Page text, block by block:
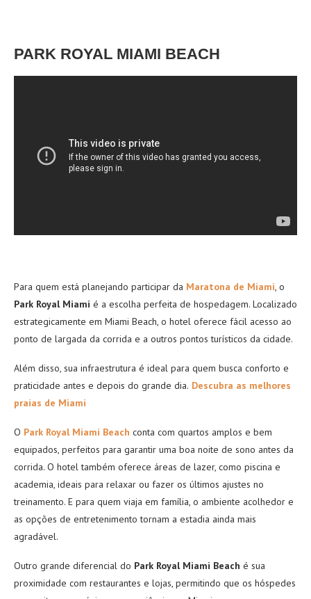
PARK ROYAL MIAMI BEACH
Para quem está planejando participar da Maratona de Miami, o
Park Royal Miami é a escolha perfeita de hospedagem. Localizado
estrategicamente em Miami Beach, o hotel oferece fácil acesso ao
ponto de largada da corrida e a outros pontos turísticos da cidade.
Além disso, sua infraestrutura é ideal para quem busca conforto e
praticidade antes e depois do grande dia. Descubra as melhores
praias de Miami
O Park Royal Miami Beach conta com quartos amplos e bem
equipados, perfeitos para garantir uma boa noite de sono antes da
corrida. O hotel também oferece áreas de lazer, como piscina e
academia, ideais para relaxar ou fazer os últimos ajustes no
treinamento. E para quem viaja em família, o ambiente acolhedor e
as opções de entretenimento tornam a estadia ainda mais
agradável.
Outro grande diferencial do Park Royal Miami Beach é sua
proximidade com restaurantes e lojas, permitindo que os hóspedes